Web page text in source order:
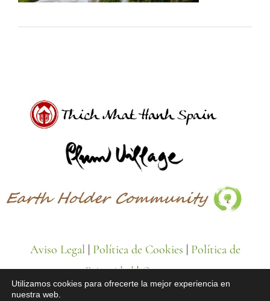
Aviso Legal| Política de Cookies | Política de
Privacidad|Contacto
Utilizamos cookies para ofrecerte la mejor experiencia en
nuestra web.